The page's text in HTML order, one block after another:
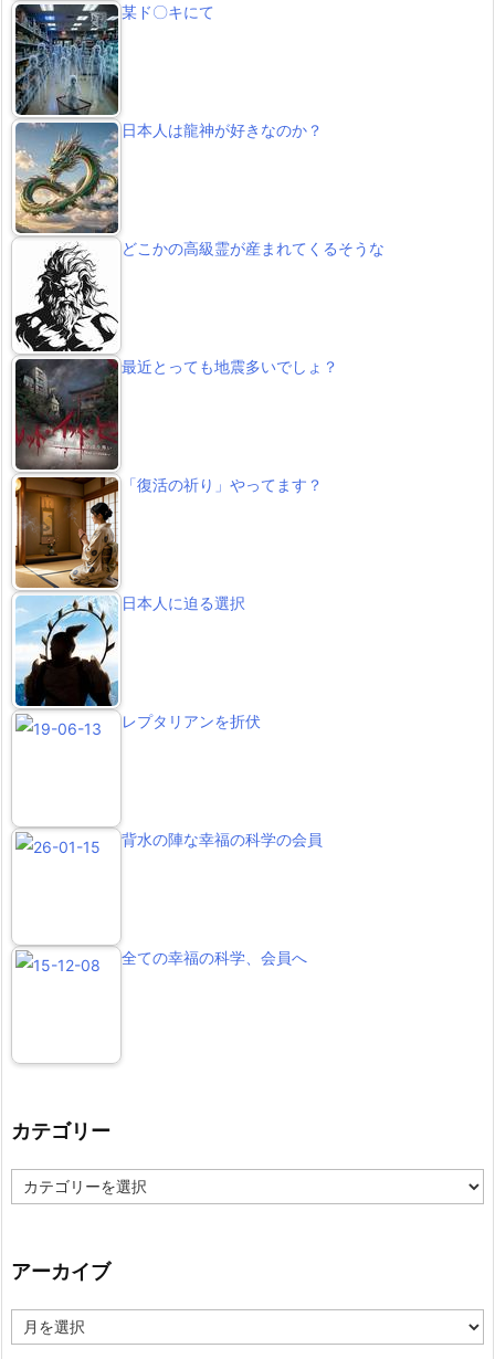
某ド〇キにて
日本人は龍神が好きなのか？
どこかの高級霊が産まれてくるそうな
最近とっても地震多いでしょ？
「復活の祈り」やってます？
日本人に迫る選択
レプタリアンを折伏
背水の陣な幸福の科学の会員
全ての幸福の科学、会員へ
カテゴリー
テ
ー
アーカイブ
ー